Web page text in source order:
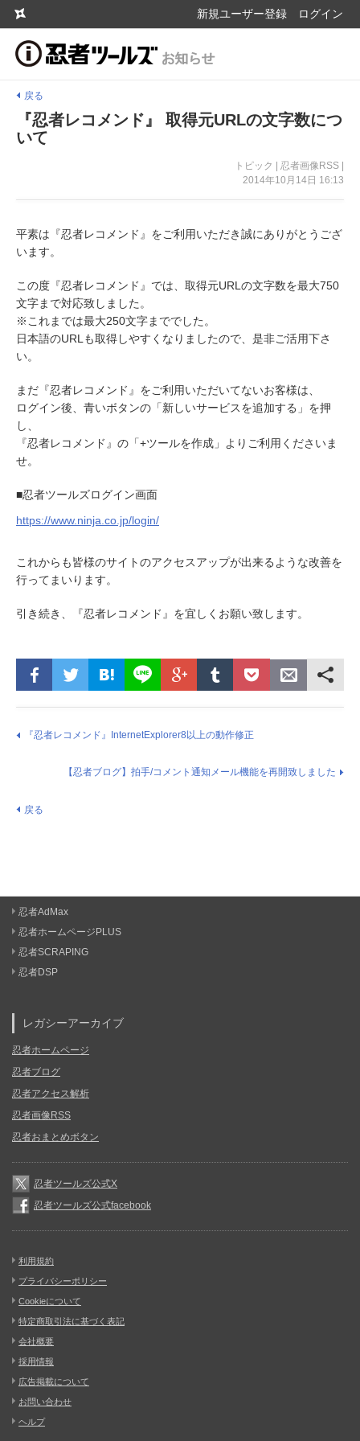
新規ユーザー登録 ログイン
戻る
『忍者レコメンド』 取得元URLの文字数につ
いて
トピック | 忍者画像RSS |
2014年10月14日 16:13
平素は『忍者レコメンド』をご利用いただき誠にありがとうござ
います。
この度『忍者レコメンド』では、取得元URLの文字数を最大750
文字まで対応致しました。
※これまでは最大250文字まででした。
日本語のURLも取得しやすくなりましたので、是非ご活用下さ
い。
まだ『忍者レコメンド』をご利用いただいてないお客様は、
ログイン後、青いボタンの「新しいサービスを追加する」を押
し、
『忍者レコメンド』の「+ツールを作成」よりご利用くださいま
せ。
■忍者ツールズログイン画面
https://www.ninja.co.jp/login/
これからも皆様のサイトのアクセスアップが出来るような改善を
行ってまいります。
引き続き、『忍者レコメンド』を宜しくお願い致します。
『忍者レコメンド』InternetExplorer8以上の動作修正
【忍者ブログ】拍手/コメント通知メール機能を再開致しました
戻る
忍者AdMax
忍者ホームページPLUS
忍者SCRAPING
忍者DSP
レガシーアーカイブ
忍者ホームページ
忍者ブログ
忍者アクセス解析
忍者画像RSS
忍者おまとめボタン
忍者ツールズ公式X
忍者ツールズ公式facebook
利用規約
プライバシーポリシー
Cookieについて
特定商取引法に基づく表記
会社概要
採用情報
広告掲載について
お問い合わせ
ヘルプ